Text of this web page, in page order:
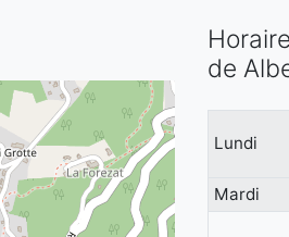
de
Lundi
Mardi